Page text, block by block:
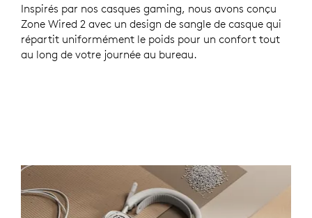
Inspirés par nos casques gaming, nous avons conçu
Zone Wired 2 avec un design de sangle de casque qui
répartit uniformément le poids pour un confort tout
au long de votre journée au bureau.